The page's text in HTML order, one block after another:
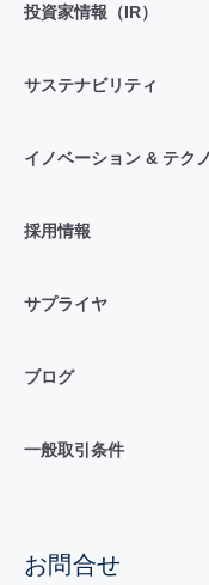
投資家情報（IR）
サステナビリティ
イノベーション & テク
採用情報
サプライヤ
ブログ
一般取引条件
お問合せ